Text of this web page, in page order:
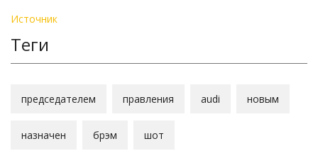
Источник
Теги
председателем правления audi новым
назначен брэм шот